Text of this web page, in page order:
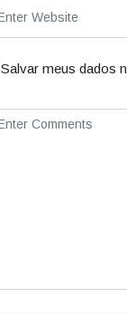
Salvar meus dados